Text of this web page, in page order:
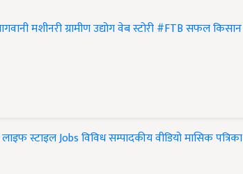
मशीनरीग्रामीण उद्योगवेब स्टोरी#FTBसफल किसान
लाइफ स्टाइलJobsविविधसम्पादकीयवीडियोमासिक पत्रिका